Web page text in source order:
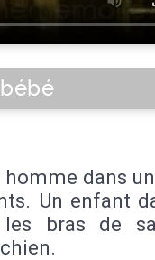
homme dans
Un enfant
les bras de